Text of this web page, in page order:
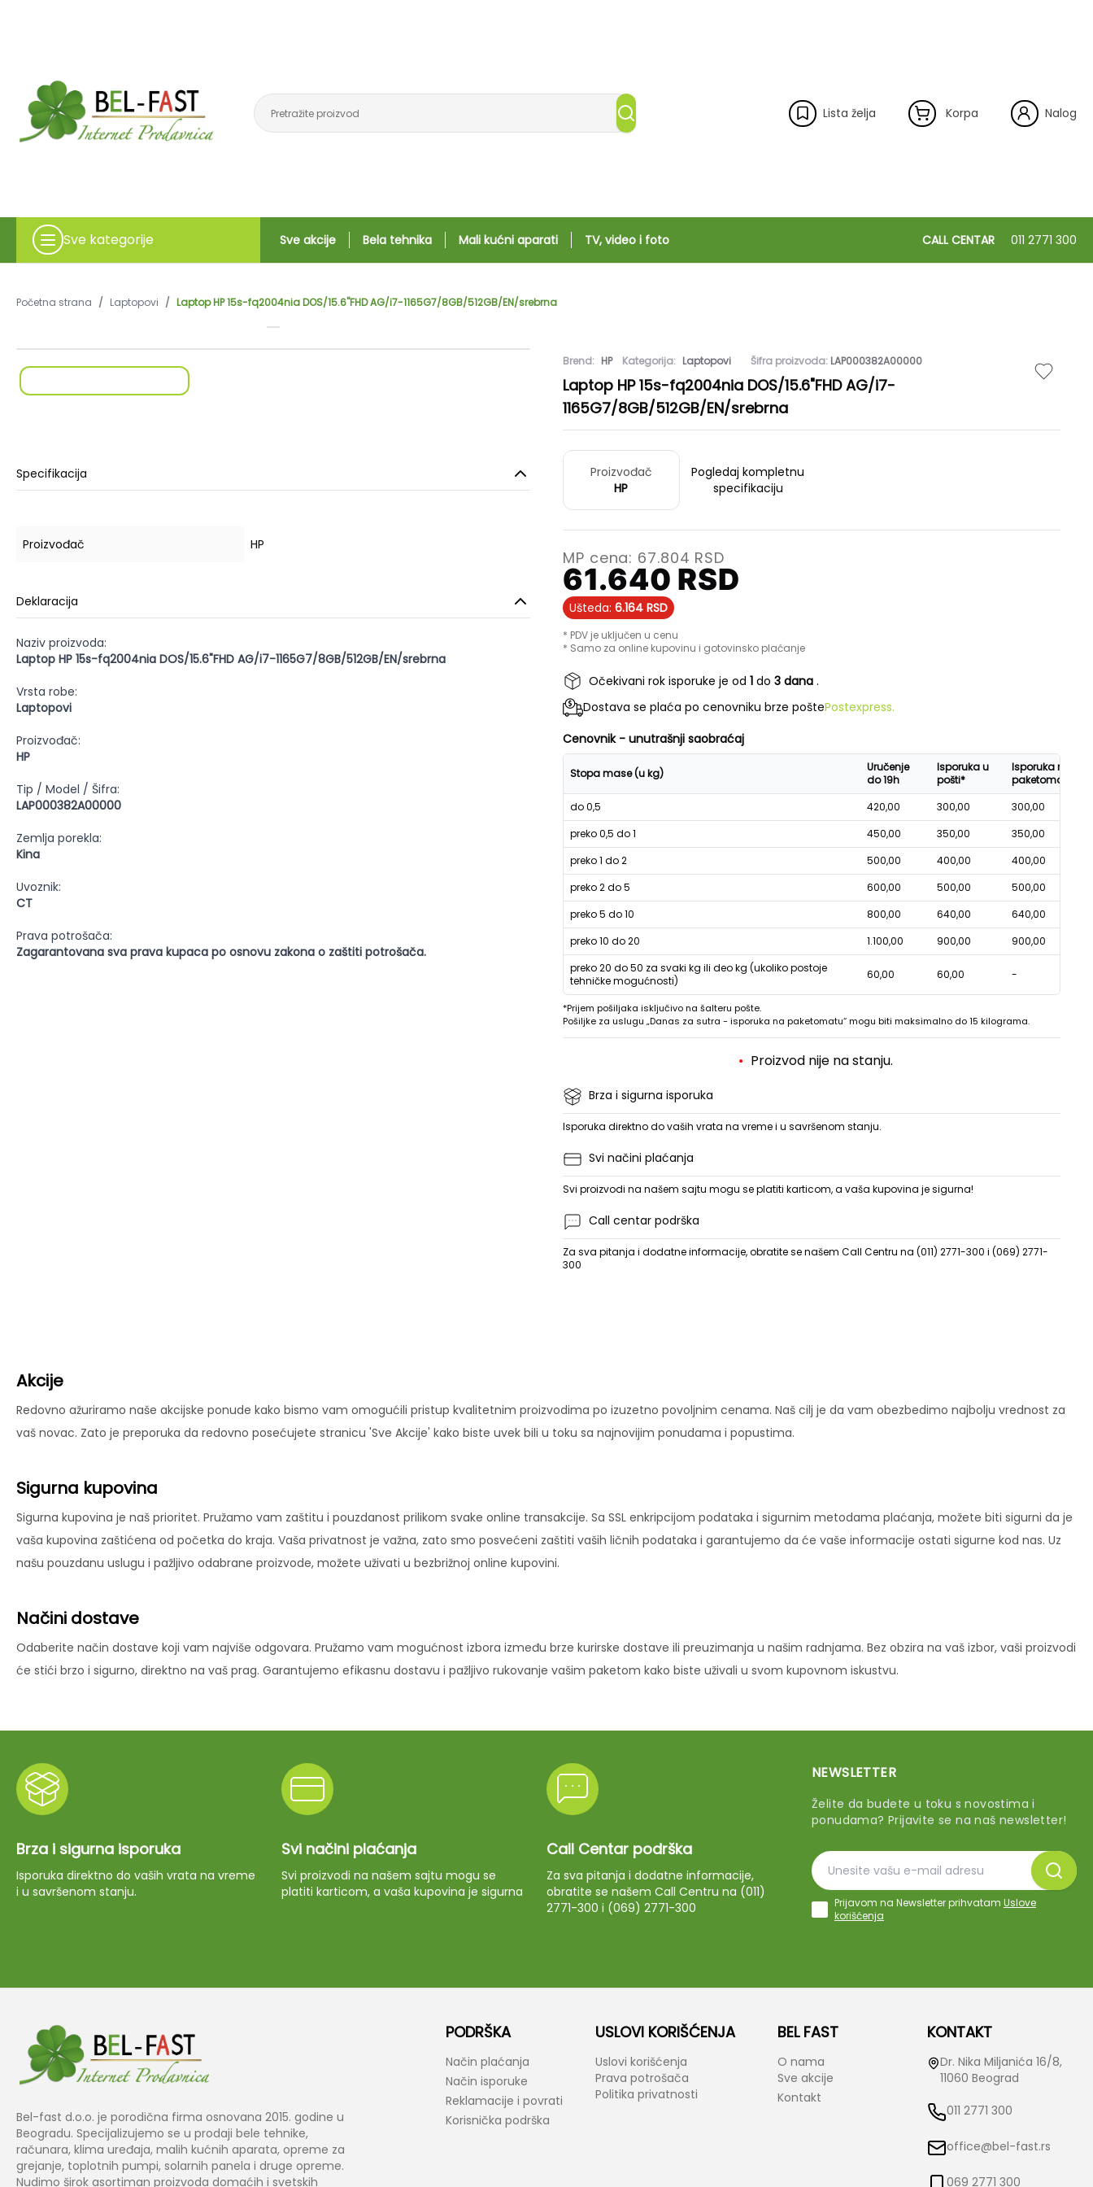
Lista želja Korpa Nalog
Sve kategorije Sve akcije Bela tehnika Mali kućni aparati TV, video i foto CALL CENTAR 011 2771 300
Početna strana / Laptopovi / Laptop HP 15s-fq2004nia DOS/15.6"FHD AG/i7-1165G7/8GB/512GB/EN/srebrna
Specifikacija
Proizvođač HP
Deklaracija
Naziv proizvoda:
Laptop HP 15s-fq2004nia DOS/15.6"FHD AG/i7-1165G7/8GB/512GB/EN/srebrna
Vrsta robe:
Laptopovi
Proizvođač:
HP
Tip / Model / Šifra:
LAP000382A00000
Zemlja porekla:
Kina
Uvoznik:
CT
Prava potrošača:
Zagarantovana sva prava kupaca po osnovu zakona o zaštiti potrošača.
Brend: HP Kategorija: Laptopovi Šifra proizvoda: LAP000382A00000
Laptop HP 15s-fq2004nia DOS/15.6"FHD AG/i7-
1165G7/8GB/512GB/EN/srebrna
Proizvođač
HP
Pogledaj kompletnu
specifikaciju
MP cena: 67.804 RSD
61.640 RSD
Ušteda: 6.164 RSD
* PDV je uključen u cenu
* Samo za online kupovinu i gotovinsko plaćanje
Očekivani rok isporuke je od 1 do 3 dana .
Dostava se plaća po cenovniku brze poštePostexpress.
Cenovnik - unutrašnji saobraćaj
Stopa mase (u kg)
Uručenje
do 19h
Isporuka u
pošti*
Isporuka na
paketomatu*
do 0,5
420,00 300,00
300,00
preko 0,5 do 1
450,00 350,00
350,00
preko 1 do 2
500,00 400,00
400,00
preko 2 do 5
600,00 500,00
500,00
preko 5 do 10
800,00 640,00
640,00
preko 10 do 20
1.100,00 900,00
900,00
preko 20 do 50 za svaki kg ili deo kg (ukoliko postoje
tehničke mogućnosti)
60,00 60,00 -
*Prijem pošiljaka isključivo na šalteru pošte.
Pošiljke za uslugu „Danas za sutra - isporuka na paketomatu“ mogu biti maksimalno do 15 kilograma.
Proizvod nije na stanju.
Brza i sigurna isporuka
Isporuka direktno do vaših vrata na vreme i u savršenom stanju.
Svi načini plaćanja
Svi proizvodi na našem sajtu mogu se platiti karticom, a vaša kupovina je sigurna!
Call centar podrška
Za sva pitanja i dodatne informacije, obratite se našem Call Centru na (011) 2771-300 i (069) 2771-
300
Akcije
Redovno ažuriramo naše akcijske ponude kako bismo vam omogućili pristup kvalitetnim proizvodima po izuzetno povoljnim cenama. Naš cilj je da vam obezbedimo najbolju vrednost za
vaš novac. Zato je preporuka da redovno posećujete stranicu 'Sve Akcije' kako biste uvek bili u toku sa najnovijim ponudama i popustima.
Sigurna kupovina
Sigurna kupovina je naš prioritet. Pružamo vam zaštitu i pouzdanost prilikom svake online transakcije. Sa SSL enkripcijom podataka i sigurnim metodama plaćanja, možete biti sigurni da je
vaša kupovina zaštićena od početka do kraja. Vaša privatnost je važna, zato smo posvećeni zaštiti vaših ličnih podataka i garantujemo da će vaše informacije ostati sigurne kod nas. Uz
našu pouzdanu uslugu i pažljivo odabrane proizvode, možete uživati u bezbrižnoj online kupovini.
Načini dostave
Odaberite način dostave koji vam najviše odgovara. Pružamo vam mogućnost izbora između brze kurirske dostave ili preuzimanja u našim radnjama. Bez obzira na vaš izbor, vaši proizvodi
će stići brzo i sigurno, direktno na vaš prag. Garantujemo efikasnu dostavu i pažljivo rukovanje vašim paketom kako biste uživali u svom kupovnom iskustvu.
Brza i sigurna isporuka
Isporuka direktno do vaših vrata na vreme
i u savršenom stanju.
Svi načini plaćanja
Svi proizvodi na našem sajtu mogu se
platiti karticom, a vaša kupovina je sigurna
Call Centar podrška
Za sva pitanja i dodatne informacije,
obratite se našem Call Centru na (011)
2771-300 i (069) 2771-300
NEWSLETTER
Želite da budete u toku s novostima i
ponudama? Prijavite se na naš newsletter!
Prijavom na Newsletter prihvatam Uslove
korišćenja
Bel-fast d.o.o. je porodična firma osnovana 2015. godine u
Beogradu. Specijalizujemo se u prodaji bele tehnike,
računara, klima uređaja, malih kućnih aparata, opreme za
grejanje, toplotnih pumpi, solarnih panela i druge opreme.
Nudimo širok asortiman proizvoda domaćih i svetskih
PODRŠKA
Način plaćanja
Način isporuke
Reklamacije i povrati
Korisnička podrška
USLOVI KORIŠĆENJA
Uslovi korišćenja
Prava potrošača
Politika privatnosti
BEL FAST
O nama
Sve akcije
Kontakt
KONTAKT
Dr. Nika Miljanića 16/8,
11060 Beograd
011 2771 300
office@bel-fast.rs
069 2771 300